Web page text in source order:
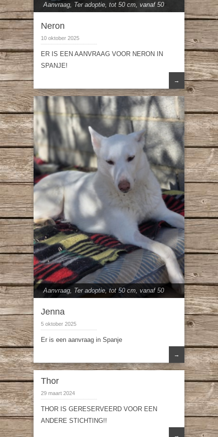
Aanvraag, Ter adoptie, tot 50 cm, vanaf 50
Neron
10 oktober 2025
ER IS EEN AANVRAAG VOOR NERON IN
SPANJE!
→
Aanvraag Ter adoptie tot 50 cm vanaf 50
Jenna
5 oktober 2025
Er is een aanvraag in Spanje
→
Thor
29 maart 2024
THOR IS GERESERVEERD VOOR EEN
ANDERE STICHTING!!
→